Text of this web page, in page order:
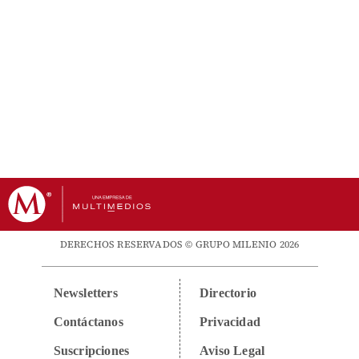
DERECHOS RESERVADOS © GRUPO MILENIO 2026
Newsletters
Contáctanos
Suscripciones
Directorio
Privacidad
Aviso Legal